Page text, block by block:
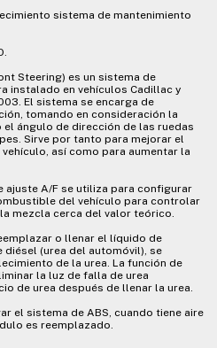
sistema de mantenimiento
Steering) es un sistema de
instalado en vehículos Cadillac y
El sistema se encarga de
tomando en consideración la
ángulo de dirección de las ruedas
Sirve por tanto para mejorar el
así como para aumentar la
ajuste A/F se utiliza para configurar
del vehículo para controlar
mezcla cerca del valor teórico.
o llenar el líquido de
(urea del automóvil), se
de la urea. La función de
la luz de falla de urea
de urea después de llenar la urea.
el sistema de ABS, cuando tiene aire
es reemplazado.